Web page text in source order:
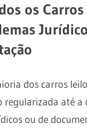
os
dos carros
regularizada até a
ou de